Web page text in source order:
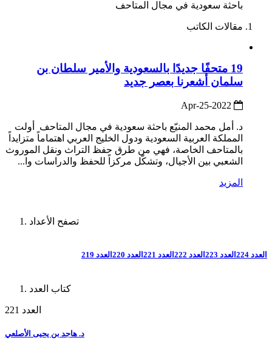
باحثة سعودية في مجال المتاحف
مقالات الكاتب
19 متحفًا جديدًا بالسعودية والأمير سلطان بن
سلمان أشعرنا بعصر جديد
د. أمل محمد المنيّع باحثة سعودية في مجال المتاحف أولت
المملكة العربية السعودية ودول الخليج العربي اهتماماً متزايداً
بالمتاحف الخاصة، فهي من طرق حفظ التراث ونقل الموروث
الشعبي بين الأجيال، وتشكّل مركزاً للحفظ والدراسات وا...
المزيد
تصفح الأعداد
العدد 224 العدد 223 العدد 222 العدد 221 العدد 220 العدد 219
كتاب العدد
العدد 221
د. هاجد بن يحيى الأصلعي